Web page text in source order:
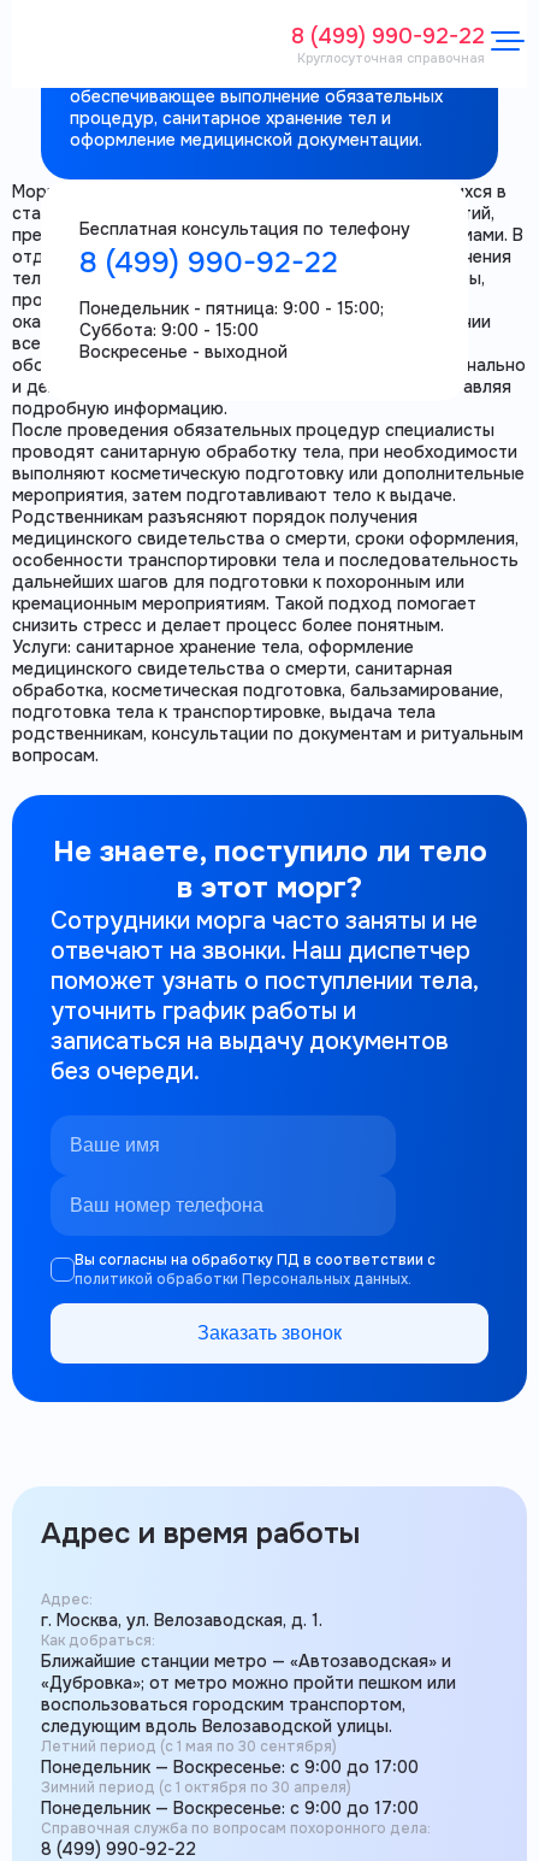
8 (499) 990-92-22
Круглосуточная справочная
Морг городской клинической больницы № 13 —
обеспечивающее выполнение обязательных
процедур, санитарное хранение тел и
оформление медицинской документации.
Бесплатная консультация по телефону
8 (499) 990-92-22
Понедельник - пятница: 9:00 - 15:00;
Суббота: 9:00 - 15:00
Воскресенье - выходной
Морг ГКБ № 13 принимает тела пациентов, скончавшихся в
стационаре, и выполняет полный комплекс мероприятий,
предусмотренных санитарными и медицинскими нормами. В
отделении обеспечены условия для правильного хранения
тел, выполняются внутренние медицинские процедуры,
проводится оформление официальных документов и
оказывается поддержка родственникам в прохождении
всех этапов. Помещения оснащены необходимым
оборудованием, а сотрудники действуют профессионально
и деликатно, разъясняя порядок действий и предоставляя
подробную информацию.
После проведения обязательных процедур специалисты
проводят санитарную обработку тела, при необходимости
выполняют косметическую подготовку или дополнительные
мероприятия, затем подготавливают тело к выдаче.
Родственникам разъясняют порядок получения
медицинского свидетельства о смерти, сроки оформления,
особенности транспортировки тела и последовательность
дальнейших шагов для подготовки к похоронным или
кремационным мероприятиям. Такой подход помогает
снизить стресс и делает процесс более понятным.
Услуги: санитарное хранение тела, оформление
медицинского свидетельства о смерти, санитарная
обработка, косметическая подготовка, бальзамирование,
подготовка тела к транспортировке, выдача тела
родственникам, консультации по документам и ритуальным
вопросам.
Не знаете, поступило ли тело
в этот морг?
Сотрудники морга часто заняты и не
отвечают на звонки. Наш диспетчер
поможет узнать о поступлении тела,
уточнить график работы и
записаться на выдачу документов
без очереди.
Вы согласны на обработку ПД в соответствии с
политикой обработки Персональных данных.
Заказать звонок
Адрес и время работы
Адрес:
г. Москва, ул. Велозаводская, д. 1.
Как добраться:
Ближайшие станции метро — «Автозаводская» и
«Дубровка»; от метро можно пройти пешком или
воспользоваться городским транспортом,
следующим вдоль Велозаводской улицы.
Летний период (с 1 мая по 30 сентября)
Понедельник — Воскресенье: с 9:00 до 17:00
Зимний период (с 1 октября по 30 апреля)
Понедельник — Воскресенье: с 9:00 до 17:00
Справочная служба по вопросам похоронного дела:
8 (499) 990-92-22